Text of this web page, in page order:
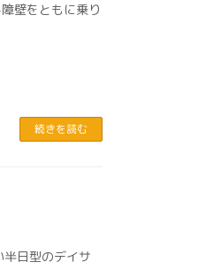
壁をともに乗り
続きを読む
日型のデイサ